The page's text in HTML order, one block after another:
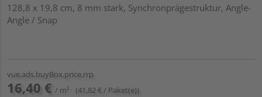
128,8 x 19,8 cm, 8 mm stark, Synchronprägestruktur, Angle-
Angle / Snap
vue.ads.buyBox.price.rrp
16,40 € / m² (41,82 € / Paket(e))